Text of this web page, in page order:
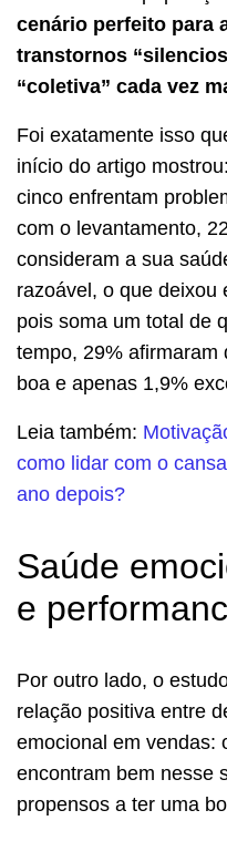
cenário perfeito para
transtornos
“coletiva” cada vez
Foi exatamente isso
início do artigo
cinco enfrentam
com o levantamento,
consideram a sua
razoável, o que deixou
pois soma um total de
tempo, 29% afirmaram
boa e apenas 1,9%
Leia também:
como lidar com o
ano depois?
Saúde
e
Por outro lado, o
relação positiva entre
emocional em vendas:
encontram bem nesse
propensos a ter uma